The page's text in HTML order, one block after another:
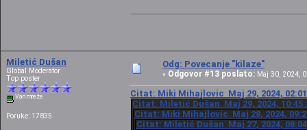
Miletić Dušan
Global Moderator
Top poster
Van mreže
Poruke: 17835
Odg: Povecanje "kilaze"
« Odgovor #13 poslato: Maj 30, 2024,
Citat: Miki Mihajlovic Maj 29, 2024,
Citat: Miletić Dušan Maj 29, 2024,
Citat: Miki Mihajlovic Maj 28, 2024,
Citat: Miletić Dušan Maj 27, 2024,